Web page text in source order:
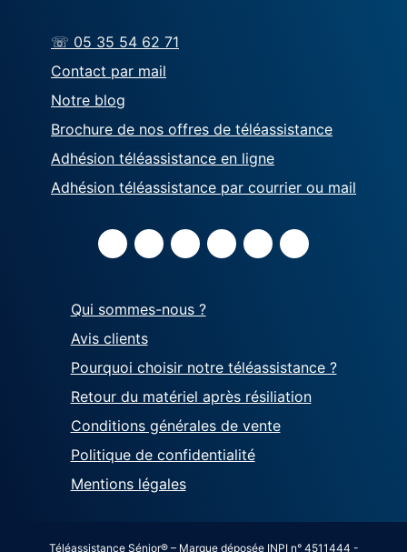
☏ 05 35 54 62 71
Contact par mail
Notre blog
Brochure de nos offres de téléassistance
Adhésion téléassistance en ligne
Adhésion téléassistance par courrier ou mail
Qui sommes-nous ?
Avis clients
Pourquoi choisir notre téléassistance ?
Retour du matériel après résiliation
Conditions générales de vente
Politique de confidentialité
Mentions légales
Téléassistance Sénior® – Marque déposée INPI n° 4511444 -